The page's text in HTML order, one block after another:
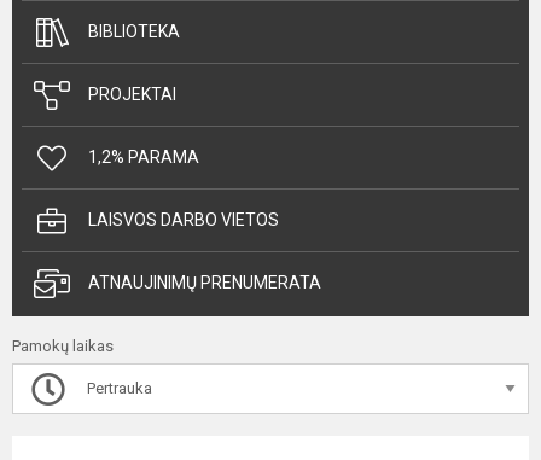
BIBLIOTEKA
PROJEKTAI
1,2% PARAMA
LAISVOS DARBO VIETOS
ATNAUJINIMŲ PRENUMERATA
Pamokų laikas
Pertrauka